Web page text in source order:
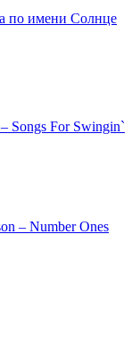
по имени Солнце
Songs For Swingin`
– Number Ones